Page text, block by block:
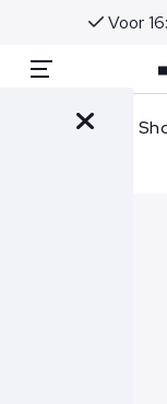
Voor
Jacob Cohen